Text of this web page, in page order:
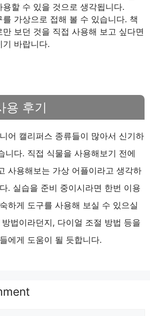
용할 수 있을 것으로 생각됩니다.
를 가상으로 접해 볼 수 있습니다. 책
만 보던 것을 직접 사용해 보고 싶다면
기 바랍니다.
용 후기
어 캘리퍼스 종류들이 많아서 신기하
니다. 직접 식물을 사용해보기 전에
사용해보는 가상 어플이라고 생각하
. 실습을 준비 중이시라면 한번 이용
하게 도구를 사용해 보실 수 있으실
법이라던지, 다이얼 조절 방법 등을
에게 도움이 될 듯합니다.